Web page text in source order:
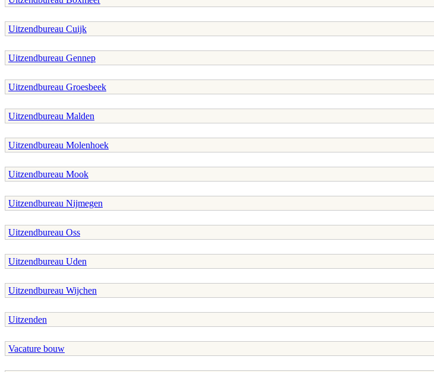
Uitzendbureau Cuijk
Uitzendbureau Gennep
Uitzendbureau Groesbeek
Uitzendbureau Malden
Uitzendbureau Molenhoek
Uitzendbureau Mook
Uitzendbureau Nijmegen
Uitzendbureau Oss
Uitzendbureau Uden
Uitzendbureau Wijchen
Uitzenden
Vacature bouw